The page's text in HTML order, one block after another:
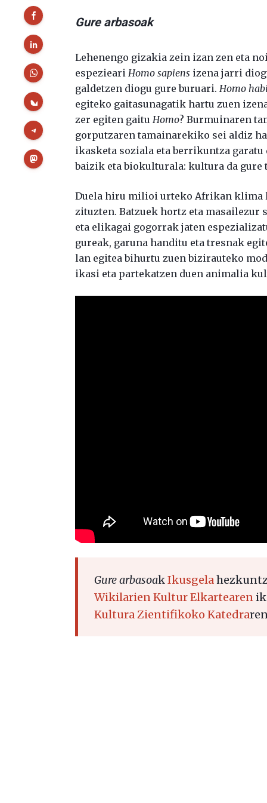
Gure arbasoak
Lehenengo gizakia zein izan zen eta
espezieariHomo sapiens izena jarri
galdetzen diogu gure buruari.Homo
egiteko gaitasunagatik hartu zuen
zer egiten gaituHomo? Burmuinaren
gorputzaren tamainarekiko sei aldiz
ikasketa soziala eta berrikuntza
baizik eta biokulturala: kultura da gure
Duela hiru milioi urteko Afrikan klima
zituzten. Batzuek hortz eta masailezur
eta elikagai gogorrak jaten
gureak, garuna handitu eta tresnak
lan egitea bihurtu zuen bizirauteko
ikasi eta partekatzen duen animalia
Gure arbasoakIkusgela
Wikilarien Kultur Elkartearen
Kultura Zientifikoko Katedra